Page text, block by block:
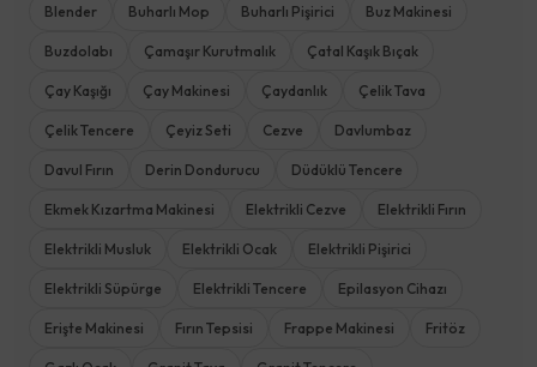
Blender Buharlı Mop Buharlı Pişirici Buz Makinesi
Buzdolabı Çamaşır Kurutmalık Çatal Kaşık Bıçak
Çay Kaşığı Çay Makinesi Çaydanlık Çelik Tava
Çelik Tencere Çeyiz Seti Cezve Davlumbaz
Davul Fırın Derin Dondurucu Düdüklü Tencere
Ekmek Kızartma Makinesi Elektrikli Cezve Elektrikli Fırın
Elektrikli Musluk Elektrikli Ocak Elektrikli Pişirici
Elektrikli Süpürge Elektrikli Tencere Epilasyon Cihazı
Erişte Makinesi Fırın Tepsisi Frappe Makinesi Fritöz